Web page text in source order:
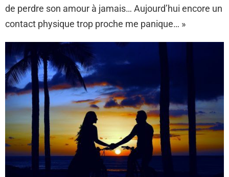
de perdre son amour à jamais… Aujourd’hui encore un
contact physique trop proche me panique… »